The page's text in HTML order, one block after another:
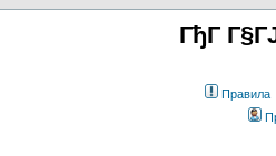
ГђГ
Правила